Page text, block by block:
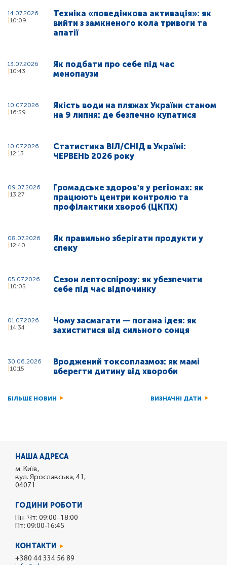
14.07.2026
10:09
Техніка «поведінкова активація»: як
вийти з замкненого кола тривоги та
апатії
13.07.2026
10:43
Як подбати про себе під час
менопаузи
10.07.2026
16:59
Якість води на пляжах України станом
на 9 липня: де безпечно купатися
10.07.2026
12:13
Статистика ВІЛ/СНІД в Україні:
ЧЕРВЕНЬ 2026 року
09.07.2026
13:27
Громадське здоровʼя у регіонах: як
працюють центри контролю та
профілактики хвороб (ЦКПХ)
08.07.2026
12:40
Як правильно зберігати продукти у
спеку
05.07.2026
10:05
Сезон лептоспірозу: як убезпечити
себе під час відпочинку
01.07.2026
14:34
Чому засмагати — погана ідея: як
захиститися від сильного сонця
30.06.2026
10:15
Вроджений токсоплазмоз: як мамі
вберегти дитину від хвороби
БІЛЬШЕ НОВИН ВИЗНАЧНІ ДАТИ
НАША АДРЕСА
м. Київ,
вул. Ярославська, 41,
04071
ГОДИНИ РОБОТИ
Пн–Чт: 09:00–18:00
Пт: 09:00-16:45
КОНТАКТИ
+380 44 334 56 89